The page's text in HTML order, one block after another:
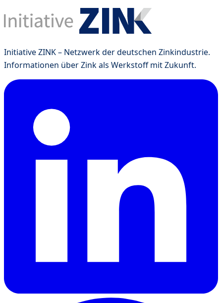
Initiative ZINK – Netzwerk der deutschen Zinkindustrie.
Informationen über Zink als Werkstoff mit Zukunft.